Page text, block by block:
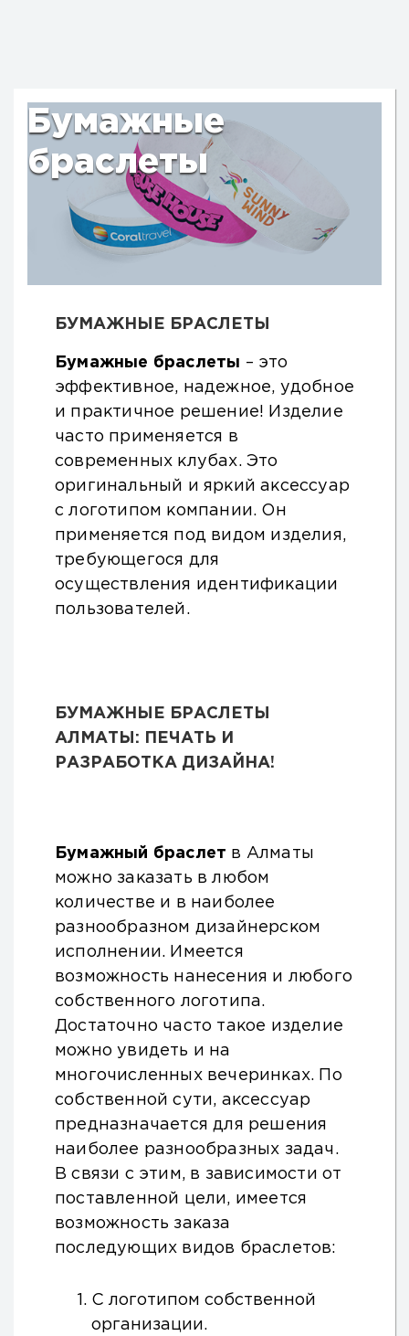
Бумажные
браслеты
БУМАЖНЫЕ БРАСЛЕТЫ
Бумажные браслеты – это
эффективное, надежное, удобное
и практичное решение! Изделие
часто применяется в
современных клубах. Это
оригинальный и яркий аксессуар
с логотипом компании. Он
применяется под видом изделия,
требующегося для
осуществления идентификации
пользователей.
БУМАЖНЫЕ БРАСЛЕТЫ
АЛМАТЫ: ПЕЧАТЬ И
РАЗРАБОТКА ДИЗАЙНА!
Бумажный браслет в Алматы
можно заказать в любом
количестве и в наиболее
разнообразном дизайнерском
исполнении. Имеется
возможность нанесения и любого
собственного логотипа.
Достаточно часто такое изделие
можно увидеть и на
многочисленных вечеринках. По
собственной сути, аксессуар
предназначается для решения
наиболее разнообразных задач.
В связи с этим, в зависимости от
поставленной цели, имеется
возможность заказа
последующих видов браслетов:
С логотипом собственной
организации.